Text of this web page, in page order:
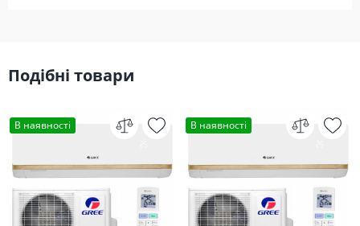
Подібні товари
В наявності В наявності